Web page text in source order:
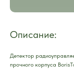
Описание:
Детeктоp
пpочного кopпуса